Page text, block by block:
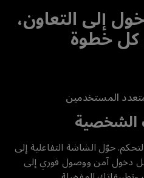
إلى التعاون،
كل خطوة
المستخدمين
حوّل الشاشة التفاعلية إلى
آمن ووصول فوري إلى